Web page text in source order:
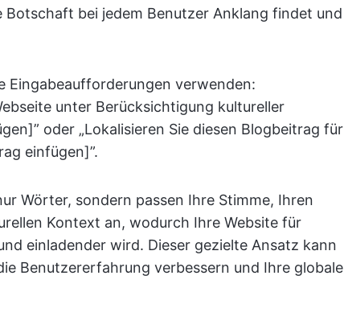
Botschaft bei jedem Benutzer Anklang findet und
Eingabeaufforderungen verwenden:
unter Berücksichtigung kultureller
oder „Lokalisieren Sie diesen Blogbeitrag für
einfügen]”.
Wörter, sondern passen Ihre Stimme, Ihren
Kontext an, wodurch Ihre Website für
einladender wird. Dieser gezielte Ansatz kann
Benutzererfahrung verbessern und Ihre globale